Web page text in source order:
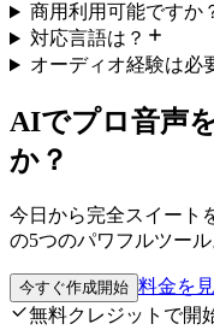
商用利用可能ですか
対応言語は？
オーディオ経験は必
AIでプロ音声
か？
今日から完全スイート
の5つのパワフルツール
今すぐ作成開始 料金を
無料クレジットで開